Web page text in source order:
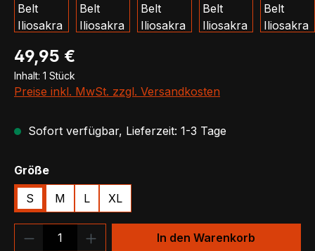
Regulärer Preis:
49,95 €
Inhalt: 1 Stück
Preise inkl. MwSt. zzgl. Versandkosten
Sofort verfügbar, Lieferzeit: 1-3 Tage
Größeauswählen
S M L XL
Produkt Anzahl: Gib denIn den Warenkorb